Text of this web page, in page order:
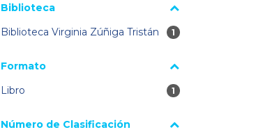
Biblioteca
Biblioteca Virginia Zúñiga Tristán
1 resultados
1
Formato
Libro
1 resultados
1
Número de Clasificación